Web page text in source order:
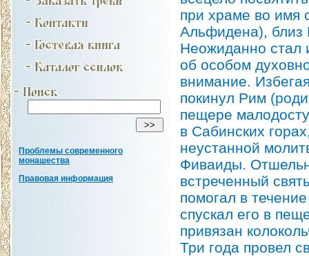
Проблемы современного
монашества
Правовая информация
при храме во имя
Альфидена), близ
Неожиданно стал
об особом
внимание.
покинул Рим
пещере
в Сабинских
неустанной
Фиваиды.
встреченный
помогал в
спускал его в
привязан
Три года провел